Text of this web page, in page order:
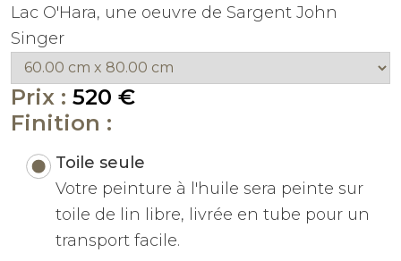
Lac O'Hara, une oeuvre de Sargent John
Singer
Prix : 520 €
Finition :
Toile seule
Votre peinture à l'huile sera peinte sur
toile de lin libre, livrée en tube pour un
transport facile.